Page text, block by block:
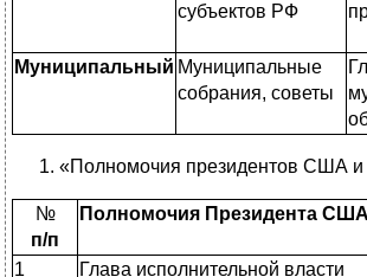
субъектов РФ
Муниципальный Муниципальные
собрания, советы
«Полномочия президентов США и
№
п/п
Полномочия Президента США
1 Глава исполнительной власти